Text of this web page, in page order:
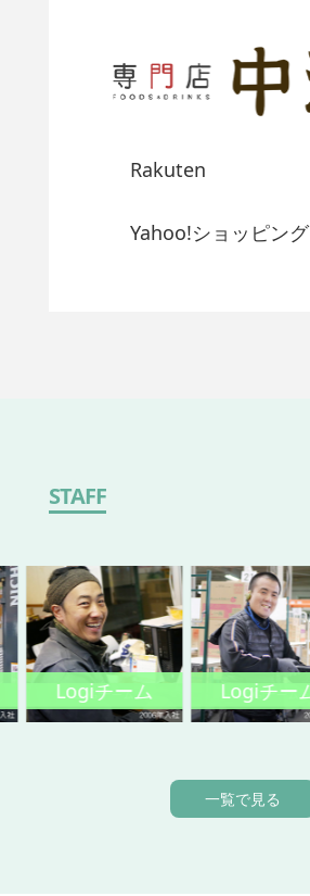
Rakuten
Yahoo!ショッピング
STAFF
Logiチーム Logiチーム
一覧で見る